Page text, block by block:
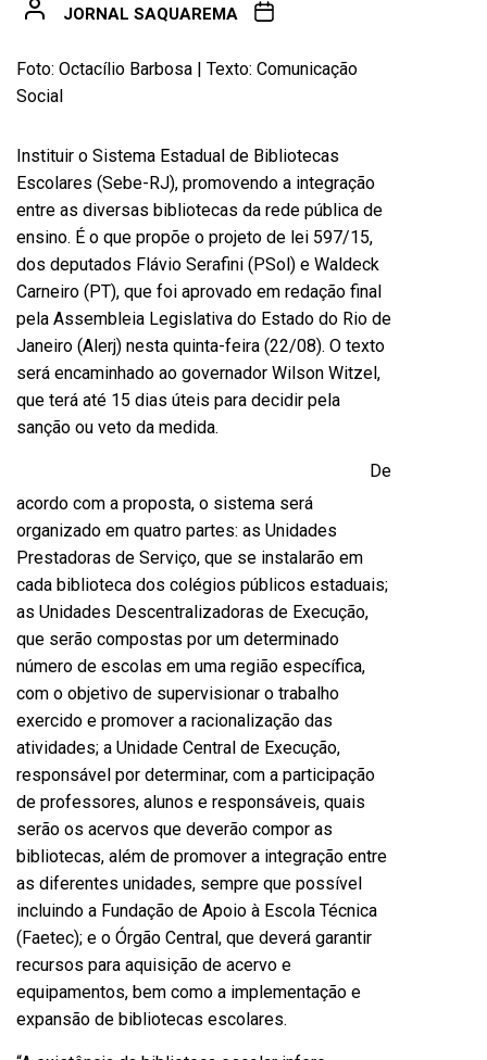
JORNAL SAQUAREMA
Foto: Octacílio Barbosa | Texto: Comunicação
Social
Instituir o Sistema Estadual de Bibliotecas
Escolares (Sebe-RJ), promovendo a integração
entre as diversas bibliotecas da rede pública de
ensino. É o que propõe o projeto de lei 597/15,
dos deputados Flávio Serafini (PSol) e Waldeck
Carneiro (PT), que foi aprovado em redação final
pela Assembleia Legislativa do Estado do Rio de
Janeiro (Alerj) nesta quinta-feira (22/08). O texto
será encaminhado ao governador Wilson Witzel,
que terá até 15 dias úteis para decidir pela
sanção ou veto da medida.
De
acordo com a proposta, o sistema será
organizado em quatro partes: as Unidades
Prestadoras de Serviço, que se instalarão em
cada biblioteca dos colégios públicos estaduais;
as Unidades Descentralizadoras de Execução,
que serão compostas por um determinado
número de escolas em uma região específica,
com o objetivo de supervisionar o trabalho
exercido e promover a racionalização das
atividades; a Unidade Central de Execução,
responsável por determinar, com a participação
de professores, alunos e responsáveis, quais
serão os acervos que deverão compor as
bibliotecas, além de promover a integração entre
as diferentes unidades, sempre que possível
incluindo a Fundação de Apoio à Escola Técnica
(Faetec); e o Órgão Central, que deverá garantir
recursos para aquisição de acervo e
equipamentos, bem como a implementação e
expansão de bibliotecas escolares.